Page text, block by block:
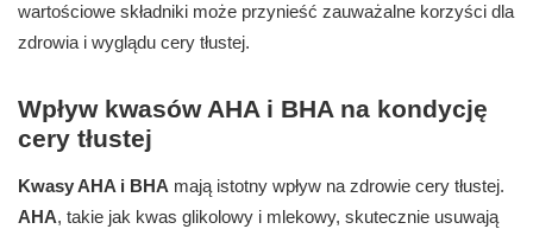
wartościowe składniki może przynieść zauważalne korzyści dla
zdrowia i wyglądu cery tłustej.
Wpływ kwasów AHA i BHA na kondycję
cery tłustej
Kwasy AHA i BHA mają istotny wpływ na zdrowie cery tłustej.
AHA, takie jak kwas glikolowy i mlekowy, skutecznie usuwają